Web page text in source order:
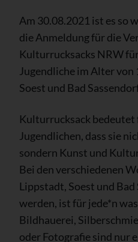
Am 30.08.2021 ist es so
die Anmeldung für die
Kulturrucksacks NRW
Jugendliche im Alter
Soest und Bad
Kulturrucksack bedeutet
Jugendlichen, dass sie
sondern Kunst und
Bei den verschiedenen
Lippstadt, Soest und
werden, ist für jede*n
Bildhauerei,
oder Fotografie sind nur